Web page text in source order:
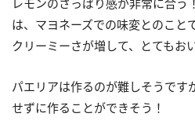
レモンのさっぱり感が非常に合
は、マヨネーズでの味変とのこと
クリーミーさが増して、とてもお
パエリアは作るのが難しそうです
せずに作ることができそう！